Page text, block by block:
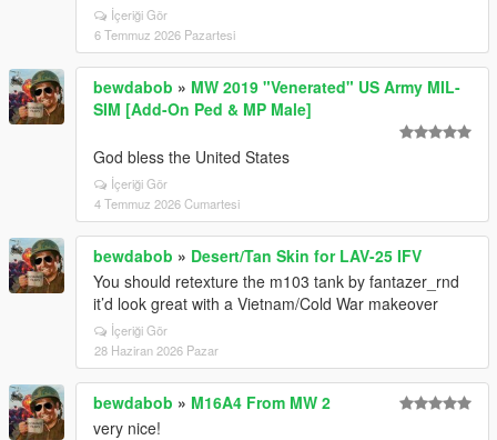
İçeriği Gör
6 Temmuz 2026 Pazartesi
bewdabob » MW 2019 "Venerated" US Army MIL-
SIM [Add-On Ped & MP Male]
God bless the United States
İçeriği Gör
4 Temmuz 2026 Cumartesi
bewdabob » Desert/Tan Skin for LAV-25 IFV
You should retexture the m103 tank by fantazer_rnd
it’d look great with a Vietnam/Cold War makeover
İçeriği Gör
28 Haziran 2026 Pazar
bewdabob » M16A4 From MW 2
very nice!